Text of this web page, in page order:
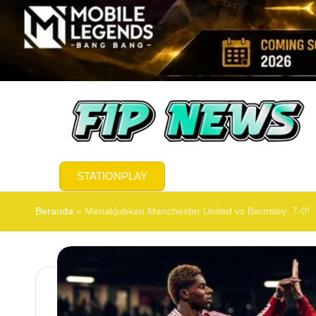
P
N
W
S.
FIPNEWS.ORG
Menyajikan
Fakta,
Membuka
Wawasan
STATIONPLAY
Beranda » Menakjubkan Manchester United vs Barnsley: 7-0!